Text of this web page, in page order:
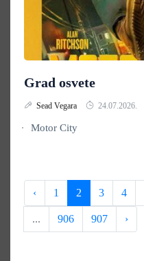
Grad osvete
Sead Vegara 24.07.2026.
Motor City
‹ 1 2 3 4
... 906 907 ›